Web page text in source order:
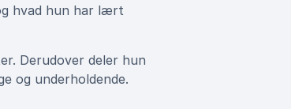
hvad hun har lært
Derudover deler hun
og underholdende.